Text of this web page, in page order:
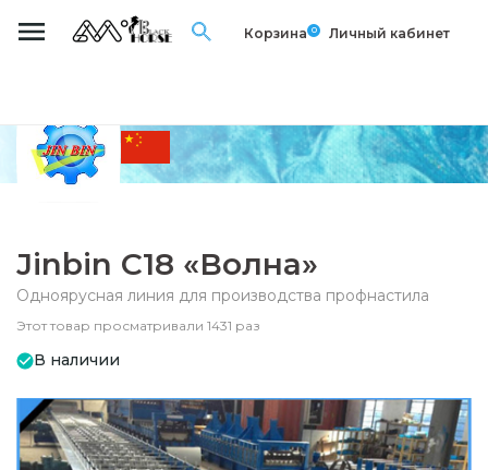
Корзина 0 Личный кабинет
Jinbin С18 «Волна»
Одноярусная линия для производства профнастила
Этот товар просматривали 1431 раз
В наличии